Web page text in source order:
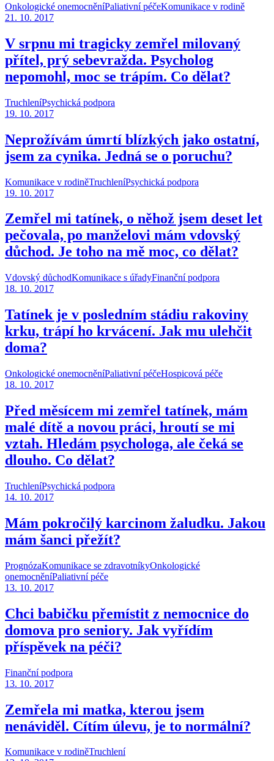
Onkologické onemocněníPaliativní péčeKomunikace v rodině
21. 10. 2017
V srpnu mi tragicky zemřel milovaný
přítel, prý sebevražda. Psycholog
nepomohl, moc se trápím. Co dělat?
TruchleníPsychická podpora
19. 10. 2017
Neprožívám úmrtí blízkých jako ostatní,
jsem za cynika. Jedná se o poruchu?
Komunikace v rodiněTruchleníPsychická podpora
19. 10. 2017
Zemřel mi tatínek, o něhož jsem deset let
pečovala, po manželovi mám vdovský
důchod. Je toho na mě moc, co dělat?
Vdovský důchodKomunikace s úřadyFinanční podpora
18. 10. 2017
Tatínek je v posledním stádiu rakoviny
krku, trápí ho krvácení. Jak mu ulehčit
doma?
Onkologické onemocněníPaliativní péčeHospicová péče
18. 10. 2017
Před měsícem mi zemřel tatínek, mám
malé dítě a novou práci, hroutí se mi
vztah. Hledám psychologa, ale čeká se
dlouho. Co dělat?
TruchleníPsychická podpora
14. 10. 2017
Mám pokročilý karcinom žaludku. Jakou
mám šanci přežít?
PrognózaKomunikace se zdravotníkyOnkologické
onemocněníPaliativní péče
13. 10. 2017
Chci babičku přemístit z nemocnice do
domova pro seniory. Jak vyřídím
příspěvek na péči?
Finanční podpora
13. 10. 2017
Zemřela mi matka, kterou jsem
nenáviděl. Cítím úlevu, je to normální?
Komunikace v rodiněTruchlení